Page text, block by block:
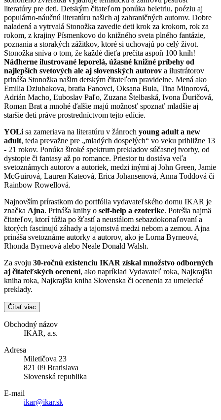
literatúry pre deti. Detským čitateľom ponúka beletriu, poéziu aj
populárno-náučnú literatúru našich aj zahraničných autorov. Dobre
naladená a vytrvalá Stonožka zavedie deti krok za krokom, rok za
rokom, z krajiny Písmenkovo do knižného sveta plného fantázie,
poznania a storakých zážitkov, ktoré si uchovajú po celý život.
Stonožka sníva o tom, že každé dieťa prečíta aspoň 100 kníh!
Nádherne ilustrované leporelá, úžasné knižné príbehy od
najlepších svetových ale aj slovenských autorov a ilustrátorov
prináša Stonožka našim detským čitateľom pravidelne. Mená ako
Emilia Dziubakova, bratia Fanovci, Oksana Bula, Tina Minorová,
Adrián Macho, Ľuboslav Paľo, Zuzana Štelbaská, Ivona Ďuričová,
Roman Brat a mnohé ďalšie majú možnosť spoznať mladšie aj
staršie deti práve prostredníctvom tejto edície.
YOLi sa zameriava na literatúru v žánroch young adult a new
adult, teda prevažne pre „mladých dospelých“ vo veku približne 13
- 21 rokov. Ponúka široké spektrum prekladov súčasnej tvorby, od
dystopie či fantasy až po romance. Priestor tu dostáva veľa
svetoznámych autorov a autoriek, medzi inými aj John Green, Jamie
McGuirová, Lauren Kateová, Erica Johansenová, Anna Toddová či
Rainbow Rowellová.
Najnovším prírastkom do portfólia vydavateľského domu IKAR je
značka Ajna. Prináša knihy o self-help a ezoterike. Potešia najmä
čitateľov, ktorí túžia po šťastí a neustálom sebazdokonaľovaní a
ktorých fascinujú záhady a tajomstvá medzi nebom a zemou. Ajna
prináša svetoznáme autorky a autorov, ako je Lorna Byrneová,
Rhonda Byrneová alebo Neale Donald Walsh.
Za svoju 30-ročnú existenciu IKAR získal množstvo odborných
aj čitateľských ocenení, ako napríklad Vydavateľ roka, Najkrajšia
kniha roka, Najkrajšia kniha Slovenska či ocenenia za umelecké
preklady.
Čítať viac
Obchodný názov
IKAR, a.s.
Adresa
Miletičova 23
821 09 Bratislava
Slovenská republika
E-mail
ikar@ikar.sk